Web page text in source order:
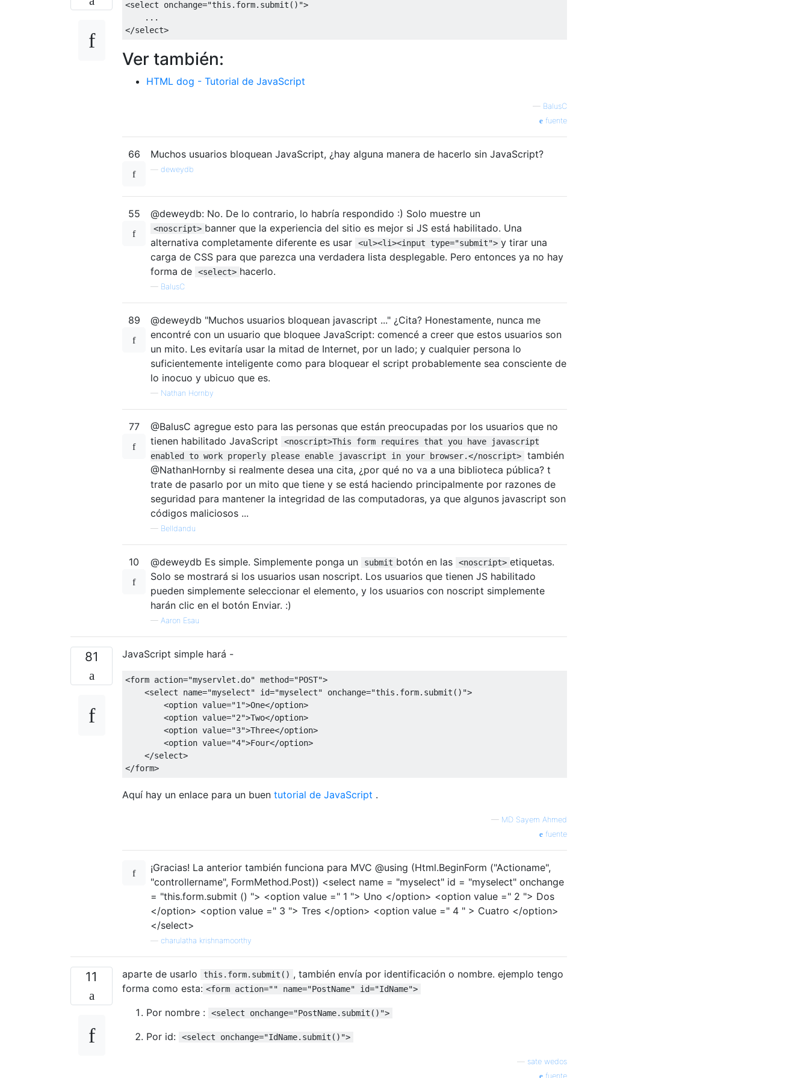
<select onchange="this . form. submit () ">
</select>
Ver también:
HTML dog - Tutorial de JavaScript
— BalusC
fuente
66 Muchos usuarios bloquean JavaScript, ¿hay alguna manera de hacerlo sin JavaScript?
deweydb
55 @deweydb: No. De lo contrario, lo habría respondido :) Solo muestre un
<noscript> banner que la experiencia del sitio es mejor si JS está habilitado. Una
alternativa completamente diferente es usar
<ul><li><input type="submit"> y tirar una
carga de CSS para que parezca una verdadera lista desplegable. Pero entonces ya no hay
forma de
<select> hacerlo.
— BalusC
89
@deweydb "Muchos usuarios bloquean javascript ..." ¿Cita? Honestamente, nunca me
encontré con un usuario que bloquee JavaScript: comencé a creer que estos usuarios son
un mito. Les evitaría usar la mitad de Internet, por un lado; y cualquier persona lo
suficientemente inteligente como para bloquear el script probablemente sea consciente de
lo inocuo y ubicuo que es.
— Nathan Hornby
77
@BalusC agregue esto para las personas que están preocupadas por los usuarios que no
tienen habilitado JavaScript
<noscript>This form requires that you have javascript
enabled to work properly please enable javascript in your browser.</noscript>
también
@NathanHornby si realmente desea una cita, ¿por qué no va a una biblioteca pública? t
trate de pasarlo por un mito que tiene y se está haciendo principalmente por razones de
seguridad para mantener la integridad de las computadoras, ya que algunos javascript son
códigos maliciosos ...
— Belldandu
10 @deweydb Es simple. Simplemente ponga un submit botón en las <noscript> etiquetas.
Solo se mostrará si los usuarios usan noscript. Los usuarios que tienen JS habilitado
pueden simplemente seleccionar el elemento, y los usuarios con noscript simplemente
harán clic en el botón Enviar. :)
— Aaron Esau
81 JavaScript simple hará -
<form action="myservlet.do" method="POST">
<select
name="myselect" id="myselect" onchange="this . form. submit () ">
<option value="1">One</option>
<option value="2">Two</option>
<option value="3">Three</option>
<option value="4">Four</option>
</select>
</form>
Aquí hay un enlace para un buen tutorial de JavaScript .
— MD Sayem Ahmed
fuente
¡Gracias! La anterior también funciona para MVC @using (Html.BeginForm ("Actioname",
"controllername", FormMethod.Post)) <select name = "myselect" id = "myselect" onchange
= "this.form.submit () "> <option value =" 1 "> Uno </option> <option value =" 2 "> Dos
</option> <option value =" 3 "> Tres </option> <option value =" 4 " > Cuatro </option>
</select>
charulatha krishnamoorthy
11 aparte de usarlo this.form.submit() , también envía por identificación o nombre. ejemplo tengo
forma como esta: <form action="" name="PostName" id="IdName">
Por nombre : <select onchange="PostName.submit()">
Por id: <select onchange="IdName.submit()">
sate wedos
fuente